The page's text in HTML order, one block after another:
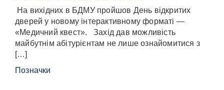
На вихідних в БДМУ пройшов День відкритих
дверей у новому інтерактивному форматі —
«Медичний квест». Захід дав можливість
майбутнім абітурієнтам не лише ознайомитися з
[…]
Позначки